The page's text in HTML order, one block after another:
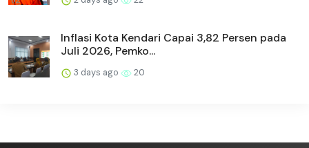
Inflasi Kota Kendari Capai 3,82 Persen pada
Juli 2026, Pemko...
3 days ago 20